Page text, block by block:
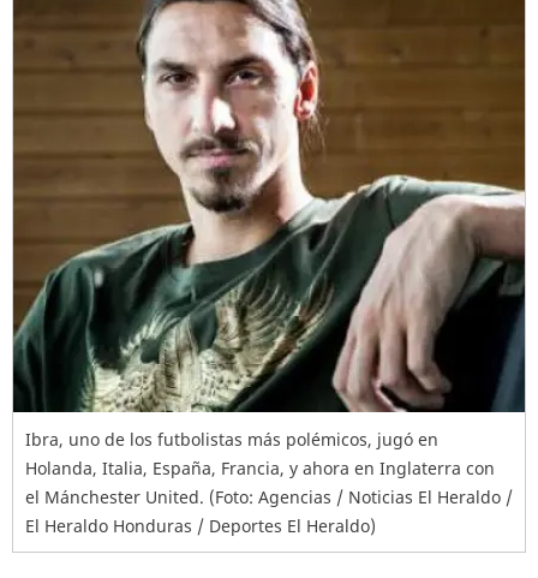
Ibra, uno de los futbolistas más polémicos, jugó en
Holanda, Italia, España, Francia, y ahora en Inglaterra con
el Mánchester United. (Foto: Agencias / Noticias El Heraldo /
El Heraldo Honduras / Deportes El Heraldo)